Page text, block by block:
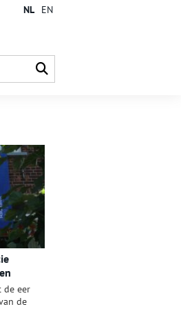
NL EN
de eer
de